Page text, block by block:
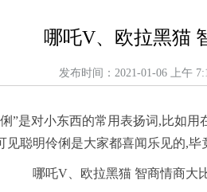
哪吒V、欧拉黑猫
发布时间：2021-01-06 上
”是对小东西的常用表扬词,比如
见聪明伶俐是大家都喜闻乐见的,毕